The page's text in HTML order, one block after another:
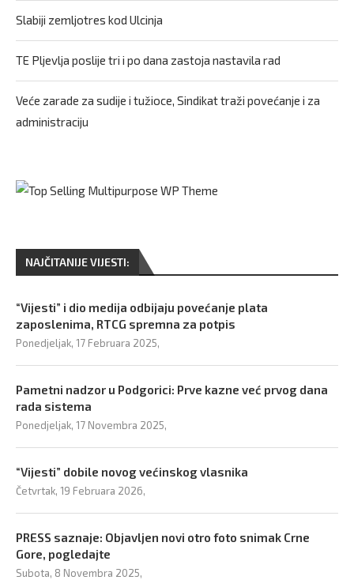
Slabiji zemljotres kod Ulcinja
TE Pljevlja poslije tri i po dana zastoja nastavila rad
Veće zarade za sudije i tužioce, Sindikat traži povećanje i za
administraciju
NAJČITANIJE VIJESTI:
“Vijesti” i dio medija odbijaju povećanje plata
zaposlenima, RTCG spremna za potpis
Ponedjeljak, 17 Februara 2025,
Pametni nadzor u Podgorici: Prve kazne već prvog dana
rada sistema
Ponedjeljak, 17 Novembra 2025,
“Vijesti” dobile novog većinskog vlasnika
Četvrtak, 19 Februara 2026,
PRESS saznaje: Objavljen novi otro foto snimak Crne
Gore, pogledajte
Subota, 8 Novembra 2025,